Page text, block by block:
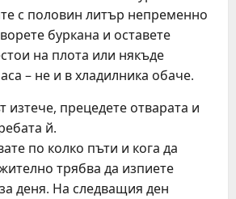
с половин литър непременно
буркана и оставете
на плота или някъде
– не и в хладилника обаче.
изтече, прецедете отварата и
й.
по колко пъти и кога да
трябва да изпиете
деня. На следващия ден